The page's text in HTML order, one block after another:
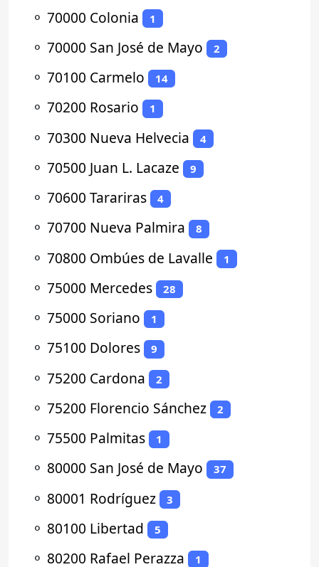
⚬ 70000 Colonia 1
⚬ 70000 San José de Mayo 2
⚬ 70100 Carmelo 14
⚬ 70200 Rosario 1
⚬ 70300 Nueva Helvecia 4
⚬ 70500 Juan L. Lacaze 9
⚬ 70600 Tarariras 4
⚬ 70700 Nueva Palmira 8
⚬ 70800 Ombúes de Lavalle 1
⚬ 75000 Mercedes 28
⚬ 75000 Soriano 1
⚬ 75100 Dolores 9
⚬ 75200 Cardona 2
⚬ 75200 Florencio Sánchez 2
⚬ 75500 Palmitas 1
⚬ 80000 San José de Mayo 37
⚬ 80001 Rodríguez 3
⚬ 80100 Libertad 5
⚬ 80200 Rafael Perazza 1